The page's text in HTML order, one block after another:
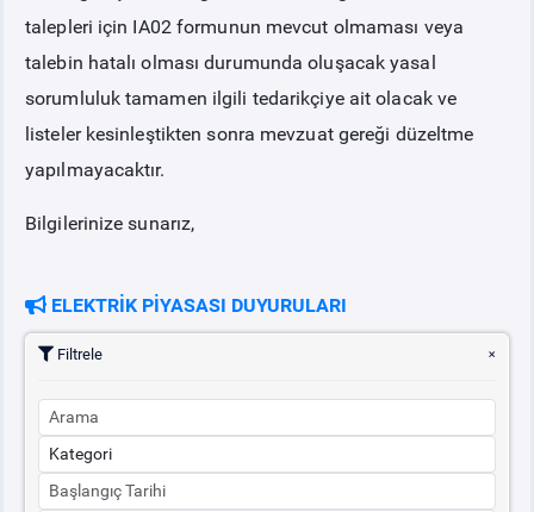
talepleri için IA02 formunun mevcut olmaması veya
talebin hatalı olması durumunda oluşacak yasal
sorumluluk tamamen ilgili tedarikçiye ait olacak ve
listeler kesinleştikten sonra mevzuat gereği düzeltme
yapılmayacaktır.
Bilgilerinize sunarız,
ELEKTRİK PİYASASI DUYURULARI
Filtrele